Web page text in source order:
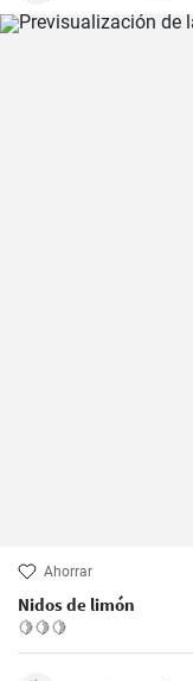
Ahorrar
Nidos de limón
🍋🍋🍋